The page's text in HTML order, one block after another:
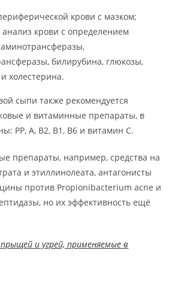
крови с мазком;
крови с определением
билирубина, глюкозы,
холестерина.
сыпи также рекомендуется
и витаминные препараты, в
РР, А, В2, В1, В6 и витамин С.
препараты, например, средства на
и этиллинолеата, антагонисты
против Propionibacterium acne и
но их эффективность ещё
и угрей, применяемые в